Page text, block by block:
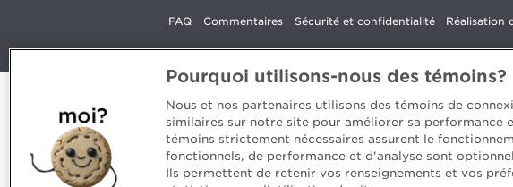
FAQ Commentaires Sécurité et confidentialité Réalisation
Pourquoi utilisons-nous des témoins?
Nous et nos partenaires utilisons des témoins de
similaires sur notre site pour améliorer sa performance
témoins strictement nécessaires assurent le
fonctionnels, de performance et d'analyse sont
Ils permettent de retenir vos renseignements et vos